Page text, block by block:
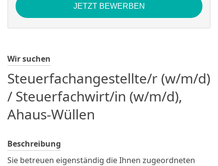
JETZT BEWERBEN
Wir suchen
Steuerfachangestellte/r (w/m/d)
/ Steuerfachwirt/in (w/m/d),
Ahaus-Wüllen
Beschreibung
Sie betreuen eigenständig die Ihnen zugeordneten